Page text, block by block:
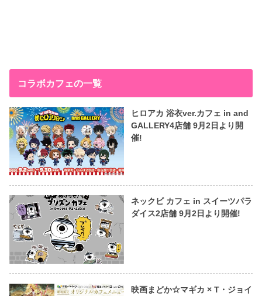
コラボカフェの一覧
ヒロアカ 浴衣ver.カフェ in and
GALLERY4店舗 9月2日より開
催!
ネックビ カフェ in スイーツパラ
ダイス2店舗 9月2日より開催!
映画まどか☆マギカ × T・ジョイ